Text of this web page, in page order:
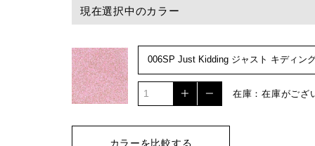
現在選択中のカラー
在庫：在庫がござ
カラーを比較する